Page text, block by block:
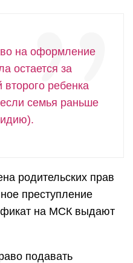
на оформление
остается за
ребенка
семья раньше
родительских прав
преступление
на МСК выдают
подавать